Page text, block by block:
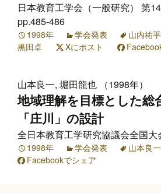
日本教育工学会（一般研究） 第
pp.485-486
1998年 学会発表 山内祐平
黒田卓
Xにポスト
山本良一, 堀田龍也 （1998年）
地域理解を目標とした総
「庄川」の設計
全日本教育工学研究協議会全国大
1998年 学会発表 山本良一
Facebookでシェア